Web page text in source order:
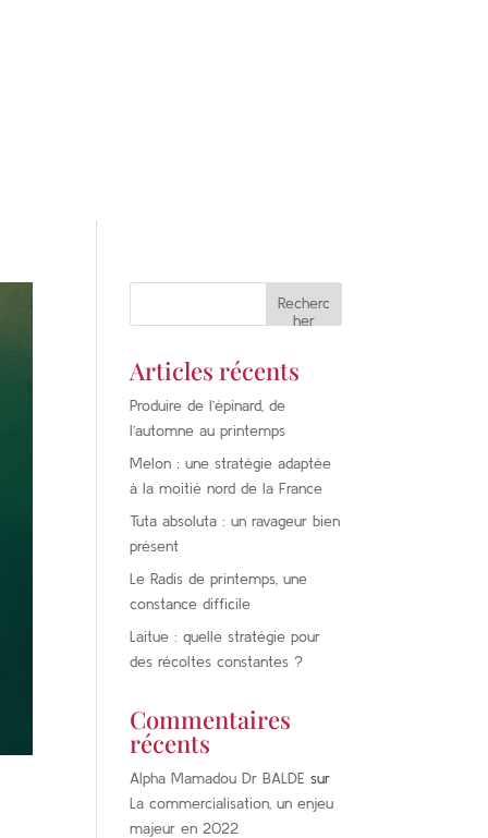
Recherc
her
Articles récents
Produire de l’épinard, de
l’automne au printemps
Melon : une stratégie adaptée
à la moitié nord de la France
Tuta absoluta : un ravageur bien
présent
Le Radis de printemps, une
constance difficile
Laitue : quelle stratégie pour
des récoltes constantes ?
Commentaires
récents
Alpha Mamadou Dr BALDE sur
La commercialisation, un enjeu
majeur en 2022